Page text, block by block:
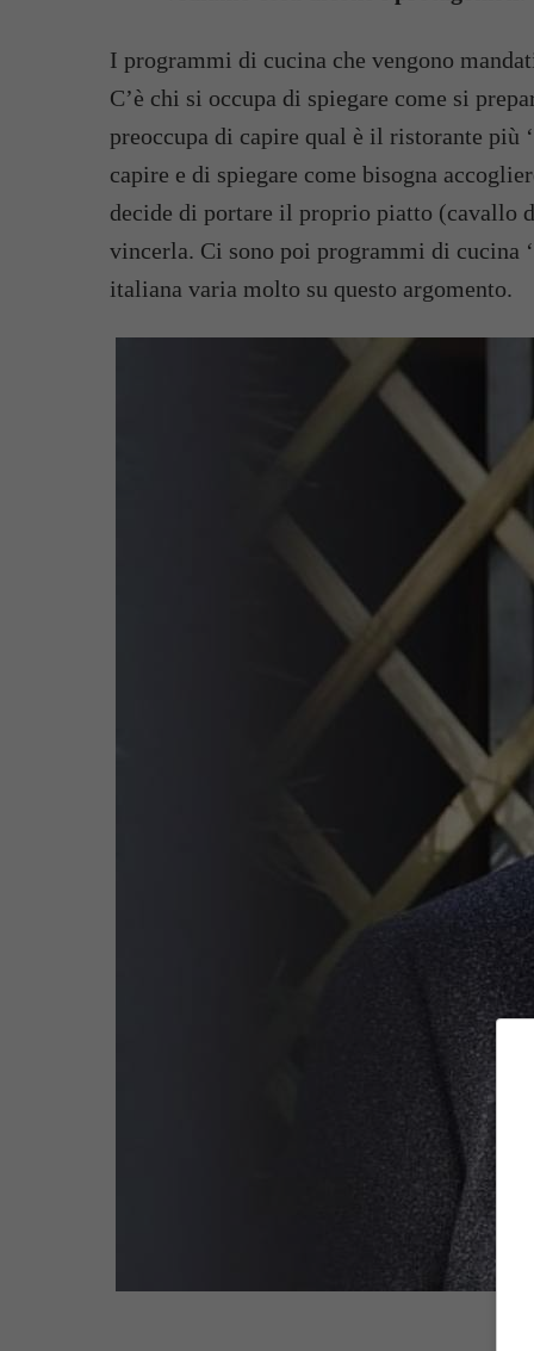
I programmi di cucina che vengono
C’è chi si occupa di spiegare come si
preoccupa di capire qual è il ristorante più
capire e di spiegare come bisogna
decide di portare il proprio piatto (cavallo
vincerla. Ci sono poi programmi di cucina
italiana varia molto su questo argomento.